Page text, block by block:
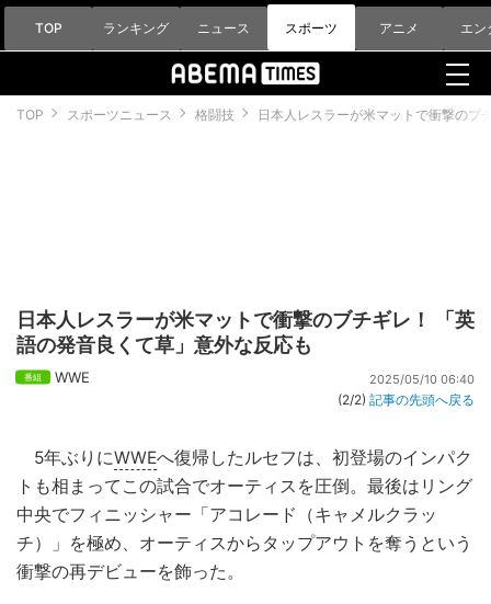
TOP ランキング ニュース スポーツ アニメ エン
TOP スポーツニュース 格闘技 日本人レスラーが米マットで衝撃のブ
日本人レスラーが米マットで衝撃のブチギレ！ 「英
語の発音良くて草」意外な反応も
WWE 2025/05/10 06:40
(2/2) 記事の先頭へ戻る
5年ぶりにWWEへ復帰したルセフは、初登場のインパク
トも相まってこの試合でオーティスを圧倒。最後はリング
中央でフィニッシャー「アコレード（キャメルクラッ
チ）」を極め、オーティスからタップアウトを奪うという
衝撃の再デビューを飾った。